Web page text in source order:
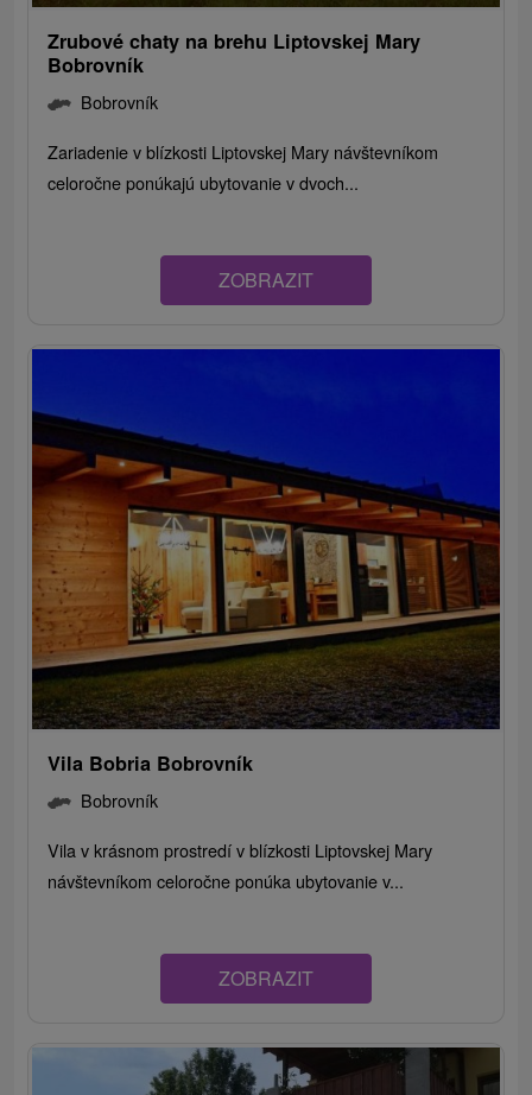
Zrubové chaty na brehu Liptovskej Mary
Bobrovník
Bobrovník
Zariadenie v blízkosti Liptovskej Mary návštevníkom
celoročne ponúkajú ubytovanie v dvoch...
ZOBRAZIT
Vila Bobria Bobrovník
Bobrovník
Vila v krásnom prostredí v blízkosti Liptovskej Mary
návštevníkom celoročne ponúka ubytovanie v...
ZOBRAZIT